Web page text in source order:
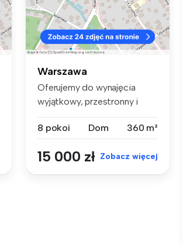
Warszawa
Oferujemy do wynajęcia
wyjątkowy, przestronny i
8 pokoi
Dom 360 m²
15 000 zł Zobacz więcej